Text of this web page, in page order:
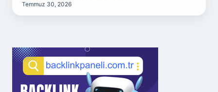
Temmuz 30, 2026